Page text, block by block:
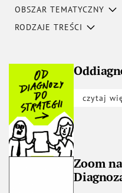
OBSZAR TEMATYCZNY
RODZAJE TREŚCI
czytaj
Zoom